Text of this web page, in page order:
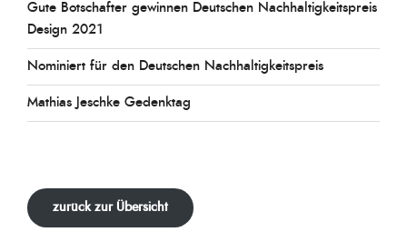
Gute Botschafter gewinnen Deutschen Nachhaltigkeitspreis
Design 2021
Nominiert für den Deutschen Nachhaltigkeitspreis
Mathias Jeschke Gedenktag
zurück zur Übersicht